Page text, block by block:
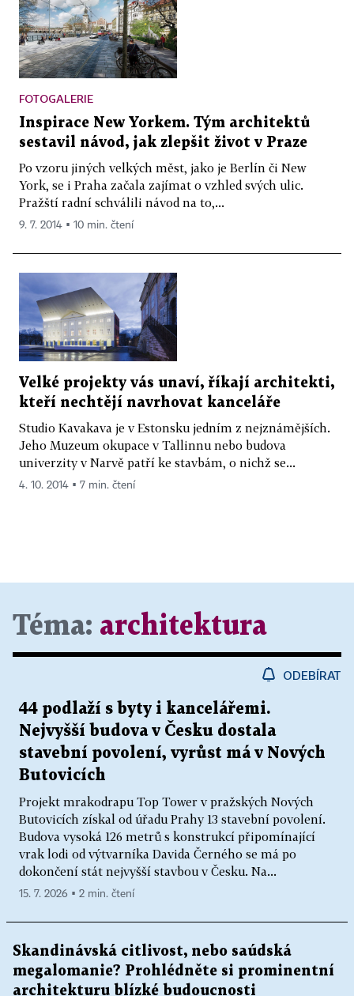
FOTOGALERIE
Inspirace New Yorkem. Tým architektů
sestavil návod, jak zlepšit život v Praze
Po vzoru jiných velkých měst, jako je Berlín či New
York, se i Praha začala zajímat o vzhled svých ulic.
Pražští radní schválili návod na to,...
9. 7. 2014 ▪ 10 min. čtení
Velké projekty vás unaví, říkají architekti,
kteří nechtějí navrhovat kanceláře
Studio Kavakava je v Estonsku jedním z nejznámějších.
Jeho Muzeum okupace v Tallinnu nebo budova
univerzity v Narvě patří ke stavbám, o nichž se...
4. 10. 2014 ▪ 7 min. čtení
Téma: architektura
ODEBÍRAT
44 podlaží s byty i kancelářemi.
Nejvyšší budova v Česku dostala
stavební povolení, vyrůst má v Nových
Butovicích
Projekt mrakodrapu Top Tower v pražských Nových
Butovicích získal od úřadu Prahy 13 stavební povolení.
Budova vysoká 126 metrů s konstrukcí připomínající
vrak lodi od výtvarníka Davida Černého se má po
dokončení stát nejvyšší stavbou v Česku. Na...
15. 7. 2026 ▪ 2 min. čtení
Skandinávská citlivost, nebo saúdská
megalomanie? Prohlédněte si prominentní
architekturu blízké budoucnosti